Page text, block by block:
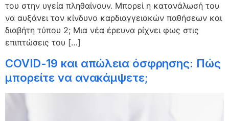
του στην υγεία πληθαίνουν. Μπορεί η κατανάλωσή του
να αυξάνει τον κίνδυνο καρδιαγγειακών παθήσεων και
διαβήτη τύπου 2; Μια νέα έρευνα ρίχνει φως στις
επιπτώσεις του […]
COVID-19 και απώλεια όσφρησης: Πώς
μπορείτε να ανακάμψετε;